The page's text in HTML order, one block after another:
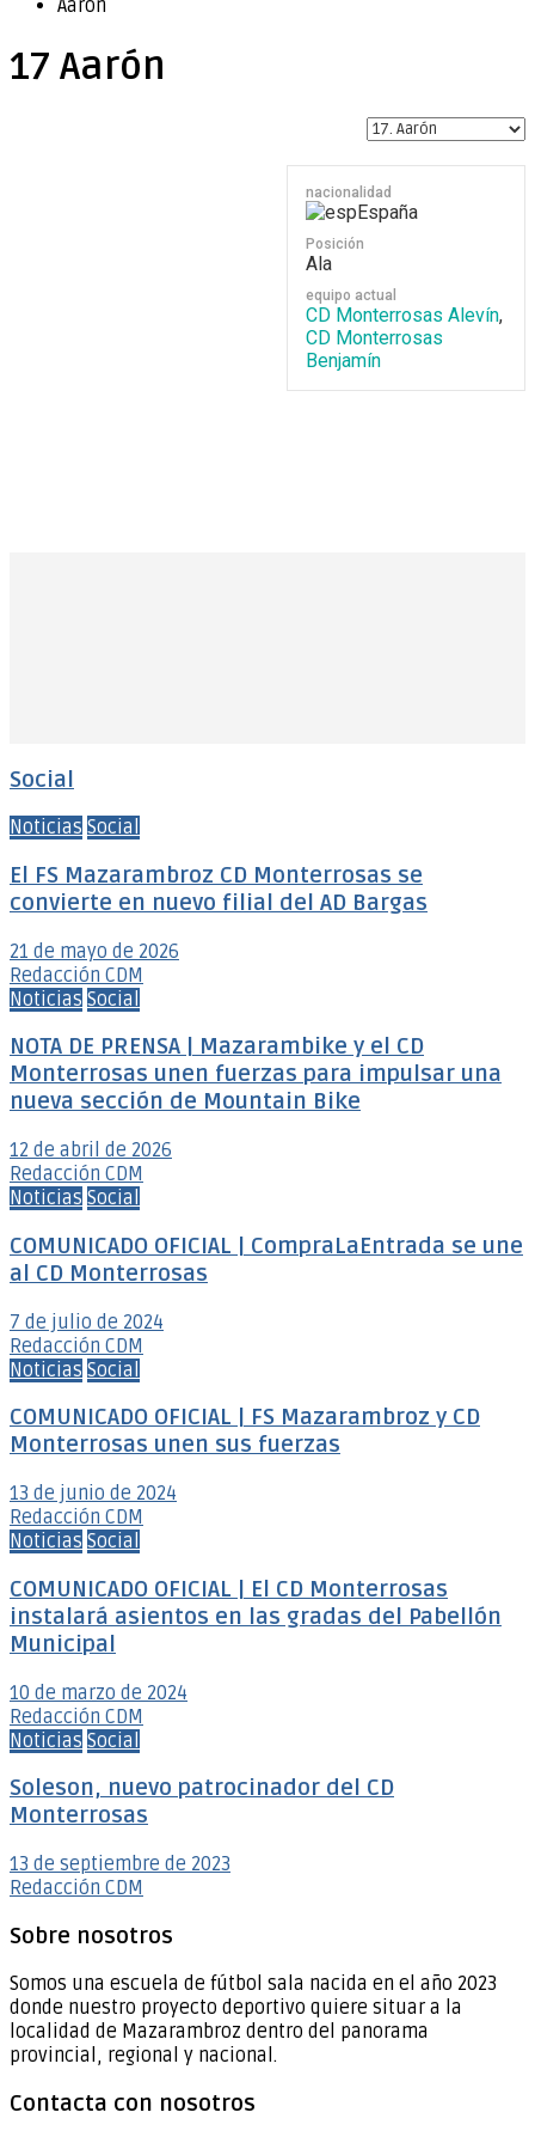
Aarón
17 Aarón
nacionalidad
España
Posición
Ala
equipo actual
CD Monterrosas Alevín,
CD Monterrosas
Benjamín
Social
Noticias Social
El FS Mazarambroz CD Monterrosas se
convierte en nuevo filial del AD Bargas
21 de mayo de 2026
Redacción CDM
Noticias Social
NOTA DE PRENSA | Mazarambike y el CD
Monterrosas unen fuerzas para impulsar una
nueva sección de Mountain Bike
12 de abril de 2026
Redacción CDM
Noticias Social
COMUNICADO OFICIAL | CompraLaEntrada se une
al CD Monterrosas
7 de julio de 2024
Redacción CDM
Noticias Social
COMUNICADO OFICIAL | FS Mazarambroz y CD
Monterrosas unen sus fuerzas
13 de junio de 2024
Redacción CDM
Noticias Social
COMUNICADO OFICIAL | El CD Monterrosas
instalará asientos en las gradas del Pabellón
Municipal
10 de marzo de 2024
Redacción CDM
Noticias Social
Soleson, nuevo patrocinador del CD
Monterrosas
13 de septiembre de 2023
Redacción CDM
Sobre nosotros
Somos una escuela de fútbol sala nacida en el año 2023
donde nuestro proyecto deportivo quiere situar a la
localidad de Mazarambroz dentro del panorama
provincial, regional y nacional.
Contacta con nosotros